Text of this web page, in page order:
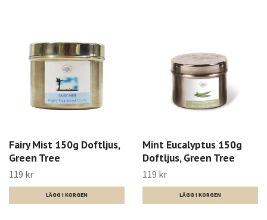
Fairy Mist 150g Doftljus,
Green Tree
119 kr
Mint Eucalyptus 150g
Doftljus, Green Tree
119 kr